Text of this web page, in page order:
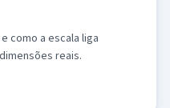
como a escala liga
reais.